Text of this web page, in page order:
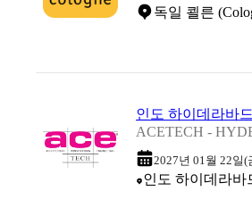
독일 쾰른
2027년 01월 22일(